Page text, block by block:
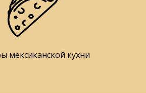
мексиканской кухни